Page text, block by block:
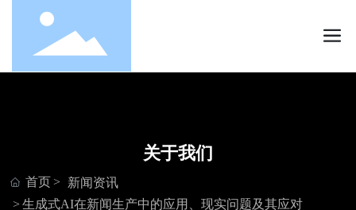
关于我们
首页
新闻资讯
生成式AI在新闻生产中的应用、现实问题及其应对